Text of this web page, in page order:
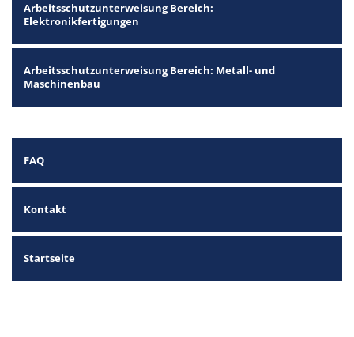
Arbeitsschutzunterweisung Bereich:
Elektronikfertigungen
Arbeitsschutzunterweisung Bereich: Metall- und
Maschinenbau
FAQ
Kontakt
Startseite